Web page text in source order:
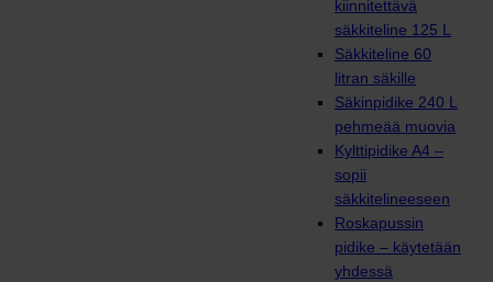
kiinnitettävä
säkkiteline 125 L
Säkkiteline 60
litran säkille
Säkinpidike 240 L
pehmeää muovia
Kylttipidike A4 –
sopii
säkkitelineeseen
Roskapussin
pidike – käytetään
yhdessä